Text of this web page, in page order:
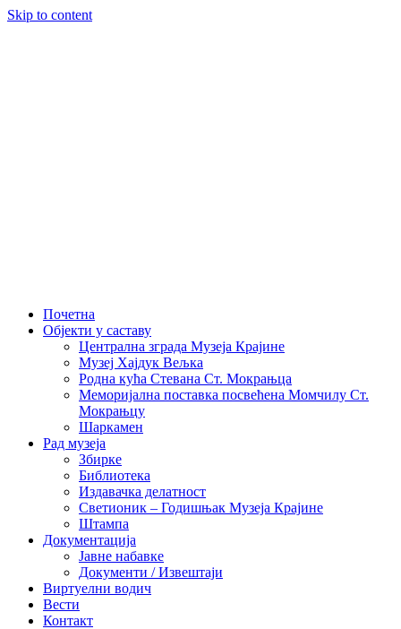
Skip to content
Почетна
Објекти у саставу
Централна зграда Музеја Крајине
Музеј Хајдук Вељка
Родна кућа Стевана Ст. Мокрањца
Меморијална поставка посвећена Момчилу Ст.
Мокрањцу
Шаркамен
Рад музеја
Збирке
Библиотека
Издавачка делатност
Светионик – Годишњак Музеја Крајине
Штампа
Документација
Јавне набавке
Документи / Извештаји
Виртуелни водич
Вести
Контакт